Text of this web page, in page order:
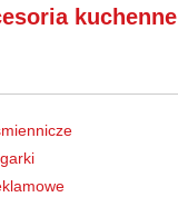
kuchenne